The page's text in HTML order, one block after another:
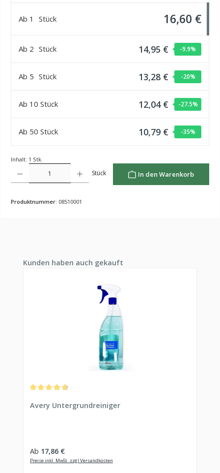
Ab 1 Stück 16,60 €
Ab 2 Stück 14,95 € -9.9%
Ab 5 Stück 13,28 € -20%
Ab 10 Stück 12,04 € -27.5%
Ab 50 Stück 10,79 € -35%
Inhalt: 1 Stk.
Stück In den Warenkorb
Produktnummer: 08510001
Produktgalerie überspringen
Kunden haben auch gekauft
Avery Untergrundreiniger
Regulärer Preis:
Ab 17,86 €
Preise inkl. MwSt. zzgl Versandkosten